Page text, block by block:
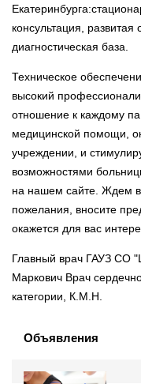
консультация,
диагностическая база.
Техническое
высокий
отношение к каждому
медицинской помощи,
учреждении, и
возможностями
на нашем сайте. Ждем
пожелания, вносите
окажется для вас
Главный врач ГАУЗ СО
Маркович Врач
категории, К.М.Н.
Объявления